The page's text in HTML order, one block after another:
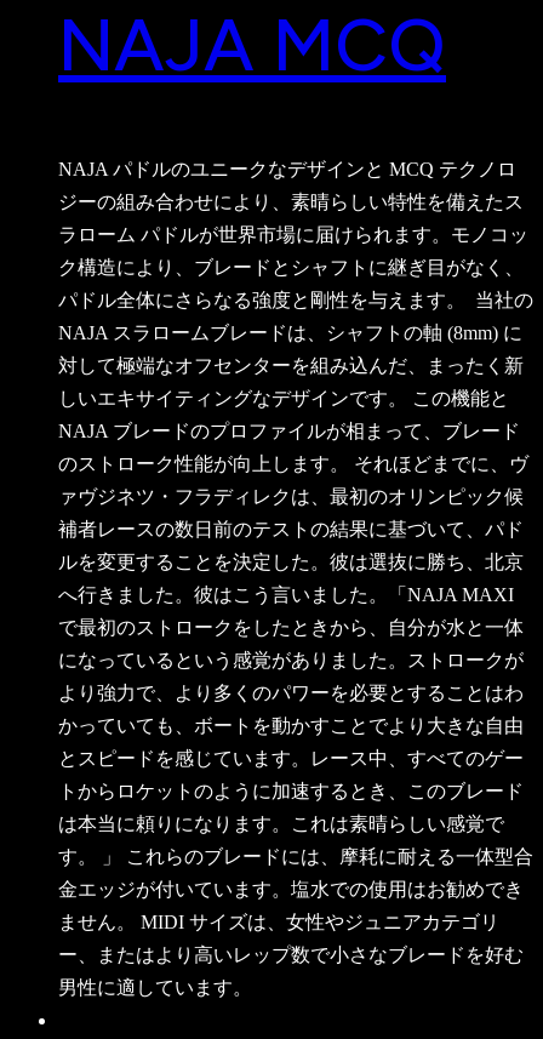
NAJA MCQ
NAJA パドルのユニークなデザインと MCQ テクノロ
ジーの組み合わせにより、素晴らしい特性を備えたス
ラローム パドルが世界市場に届けられます。モノコッ
ク構造により、ブレードとシャフトに継ぎ目がなく、
パドル全体にさらなる強度と剛性を与えます。
当社の
NAJA スラロームブレードは、シャフトの軸 (8mm) に
対して極端なオフセンターを組み込んだ、まったく新
しいエキサイティングなデザインです。 この機能と
NAJA ブレードのプロファイルが相まって、ブレード
のストローク性能が向上します。 それほどまでに、ヴ
ァヴジネツ・フラディレクは、最初のオリンピック候
補者レースの数日前のテストの結果に基づいて、パド
ルを変更することを決定した。彼は選抜に勝ち、北京
へ行きました。彼はこう言いました。「NAJA MAXI
で最初のストロークをしたときから、自分が水と一体
になっているという感覚がありました。ストロークが
より強力で、より多くのパワーを必要とすることはわ
かっていても、ボートを動かすことでより大きな自由
とスピードを感じています。レース中、すべてのゲー
トからロケットのように加速するとき、このブレード
は本当に頼りになります。これは素晴らしい感覚で
す。 」 これらのブレードには、摩耗に耐える一体型合
金エッジが付いています。塩水での使用はお勧めでき
ません。 MIDI サイズは、女性やジュニアカテゴリ
ー、またはより高いレップ数で小さなブレードを好む
男性に適しています。